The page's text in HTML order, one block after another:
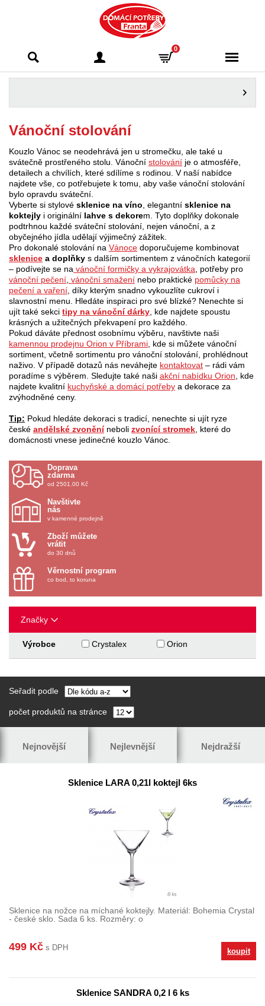
Franta - Příbram
0
Vánoční stolování
Kouzlo Vánoc se neodehrává jen u stromečku, ale také u
svátečně prostřeného stolu. Vánoční stolování je o atmosféře,
detailech a chvílích, které sdílíme s rodinou. V naší nabídce
najdete vše, co potřebujete k tomu, aby vaše vánoční stolování
bylo opravdu sváteční.
Vyberte si stylové sklenice na víno , elegantní sklenice na
koktejly i originální lahve s dekorem. Tyto doplňky dokonale
podtrhnou každé sváteční stolování, nejen vánoční, a z
obyčejného jídla udělají výjimečný zážitek.
Pro dokonalé stolování na Vánoce doporučujeme kombinovat
sklenice a doplňky s dalším sortimentem z vánočních kategorií
– podívejte se na vánoční formičky a vykrajovátka , potřeby pro
vánoční pečení vánoční smažení nebo praktické pomůcky na
pečení a vaření , díky kterým snadno vykouzlíte cukroví i
slavnostní menu. Hledáte inspiraci pro své blízké? Nenechte si
ujít také sekci tipy na vánoční dárky , kde najdete spoustu
krásných a užitečných překvapení pro každého.
Pokud dáváte přednost osobnímu výběru, navštivte naši
kamennou prodejnu Orion v Příbrami , kde si můžete vánoční
sortiment, včetně sortimentu pro vánoční stolování, prohlédnout
naživo. V případě dotazů nás neváhejte kontaktovat – rádi vám
poradíme s výběrem. Sledujte také naši akční nabídku Orion , kde
najdete kvalitní kuchyňské a domácí potřeby a dekorace za
zvýhodněné ceny.
Tip: Pokud hledáte dekoraci s tradicí, nenechte si ujít ryze
české andělské zvoněníneboli zvonící stromek , které do
domácnosti vnese jedinečné kouzlo Vánoc.
Doprava
zdarma
od 2501.00 Kč
Navštivte
nás
v kamenné prodejně
Zboží můžete
vrátit
do 30 dnů
Věrnostní program
co bod, to koruna
Značky
Výrobce Crystalex Orion
Seřadit podle
počet produktů na stránce
Nejnovější Nejlevnější Nejdražší
Sklenice LARA 0,21l koktejl 6ks
Sklenice na nožce na míchané koktejly. Materiál: Bohemia Crystal
- české sklo. Sada 6 ks. Rozměry: o
499 Kč s DPH koupit
Sklenice SANDRA 0,2 l 6 ks